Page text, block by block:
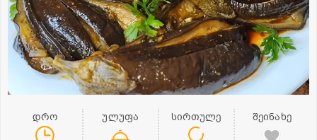
დრო ულუფა სირთულე შეინახე